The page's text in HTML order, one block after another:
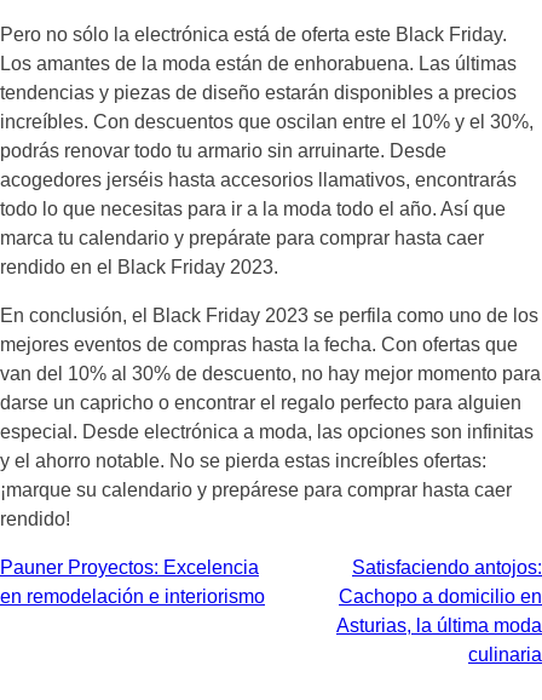
Pero no sólo la electrónica está de oferta este Black Friday.
Los amantes de la moda están de enhorabuena. Las últimas
tendencias y piezas de diseño estarán disponibles a precios
increíbles. Con descuentos que oscilan entre el 10% y el 30%,
podrás renovar todo tu armario sin arruinarte. Desde
acogedores jerséis hasta accesorios llamativos, encontrarás
todo lo que necesitas para ir a la moda todo el año. Así que
marca tu calendario y prepárate para comprar hasta caer
rendido en el Black Friday 2023.
En conclusión, el Black Friday 2023 se perfila como uno de los
mejores eventos de compras hasta la fecha. Con ofertas que
van del 10% al 30% de descuento, no hay mejor momento para
darse un capricho o encontrar el regalo perfecto para alguien
especial. Desde electrónica a moda, las opciones son infinitas
y el ahorro notable. No se pierda estas increíbles ofertas:
¡marque su calendario y prepárese para comprar hasta caer
rendido!
Navegación
de
Pauner Proyectos: Excelencia
en remodelación e interiorismo
Satisfaciendo antojos:
Cachopo a domicilio en
Asturias, la última moda
culinaria